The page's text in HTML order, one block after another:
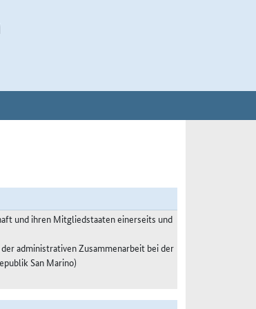
und ihren Mitgliedstaaten einerseits und
administrativen Zusammenarbeit bei der
San Marino)